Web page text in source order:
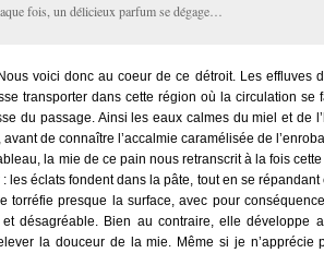
fois, un délicieux parfum se dégage…
voici donc au coeur de ce détroit. Les effluves
transporter dans cette région où la circulation se
du passage. Ainsi les eaux calmes du miel et de
de connaître l’accalmie caramélisée de
la mie de ce pain nous retranscrit à la fois
les éclats fondent dans la pâte, tout en se
torréfie presque la surface, avec pour
désagréable. Bien au contraire, elle développe
la douceur de la mie. Même si je